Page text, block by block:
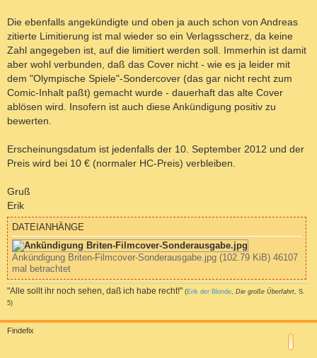
Die ebenfalls angekündigte und oben ja auch schon von Andreas
zitierte Limitierung ist mal wieder so ein Verlagsscherz, da keine
Zahl angegeben ist, auf die limitiert werden soll. Immerhin ist damit
aber wohl verbunden, daß das Cover nicht - wie es ja leider mit
dem "Olympische Spiele"-Sondercover (das gar nicht recht zum
Comic-Inhalt paßt) gemacht wurde - dauerhaft das alte Cover
ablösen wird. Insofern ist auch diese Ankündigung positiv zu
bewerten.
Erscheinungsdatum ist jedenfalls der 10. September 2012 und der
Preis wird bei 10 € (normaler HC-Preis) verbleiben.
Gruß
Erik
DATEIANHÄNGE
Ankündigung Briten-Filmcover-Sonderausgabe.jpg (102.79 KiB) 46107
mal betrachtet
"Alle sollt ihr noch sehen, daß ich habe recht!" (Erik der Blonde, Die große Überfahrt, S.
5)
a
Findefix